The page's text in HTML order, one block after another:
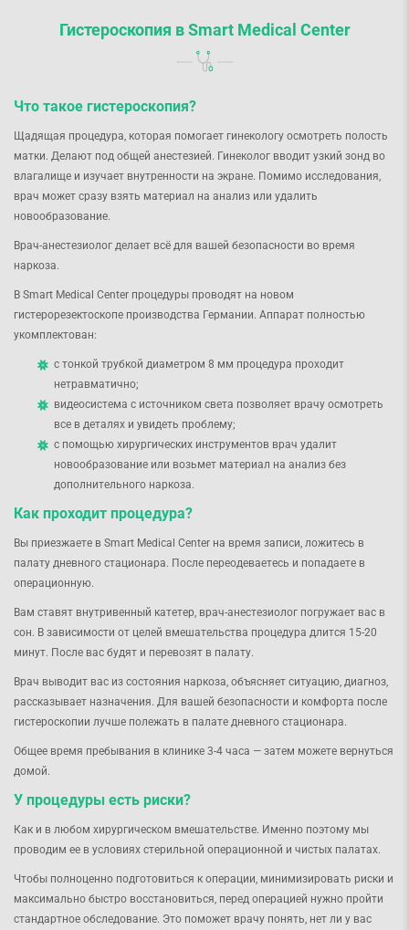
Гистероскопия в Smart Medical Center
Что такое гистероскопия?
Щадящая процедура, которая помогает гинекологу осмотреть полость
матки. Делают под общей анестезией. Гинеколог вводит узкий зонд во
влагалище и изучает внутренности на экране. Помимо исследования,
врач может сразу взять материал на анализ или удалить
новообразование.
Врач-анестезиолог делает всё для вашей безопасности во время
наркоза.
В Smart Medical Center процедуры проводят на новом
гистерорезектоскопе производства Германии. Аппарат полностью
укомплектован:
с тонкой трубкой диаметром 8 мм процедура проходит
нетравматично;
видеосистема с источником света позволяет врачу осмотреть
все в деталях и увидеть проблему;
с помощью хирургических инструментов врач удалит
новообразование или возьмет материал на анализ без
дополнительного наркоза.
Как проходит процедура?
Вы приезжаете в Smart Medical Center на время записи, ложитесь в
палату дневного стационара. После переодеваетесь и попадаете в
операционную.
Вам ставят внутривенный катетер, врач-анестезиолог погружает вас в
сон. В зависимости от целей вмешательства процедура длится 15-20
минут. После вас будят и перевозят в палату.
Врач выводит вас из состояния наркоза, объясняет ситуацию, диагноз,
рассказывает назначения. Для вашей безопасности и комфорта после
гистероскопии лучше полежать в палате дневного стационара.
Общее время пребывания в клинике 3-4 часа — затем можете вернуться
домой.
У процедуры есть риски?
Как и в любом хирургическом вмешательстве. Именно поэтому мы
проводим ее в условиях стерильной операционной и чистых палатах.
Чтобы полноценно подготовиться к операции, минимизировать риски и
максимально быстро восстановиться, перед операцией нужно пройти
стандартное обследование. Это поможет врачу понять, нет ли у вас